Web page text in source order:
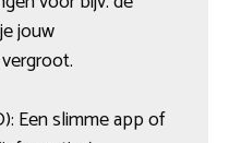
jouw
Een slimme app of